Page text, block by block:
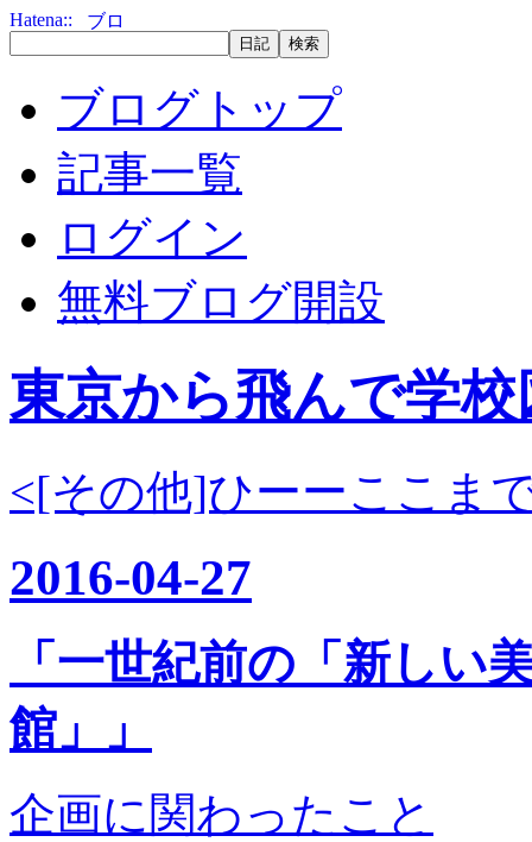
ブログトップ
記事一覧
ログイン
無料ブログ開設
東京から飛んで学
<[その他]ひーーここま
2016-04-27
「一世紀前の「新しい
館」」
企画に関わったこと